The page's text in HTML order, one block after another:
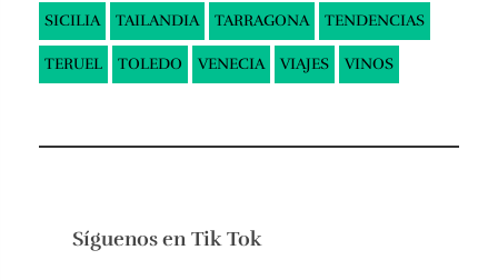
SICILIA TAILANDIA TARRAGONA TENDENCIAS
TERUEL TOLEDO VENECIA VIAJES VINOS
Síguenos en Tik Tok